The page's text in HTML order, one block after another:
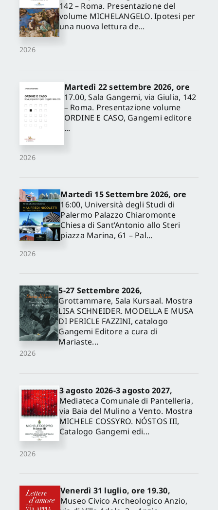
2026
142 – Roma. Presentazione del
volume MICHELANGELO. Ipotesi per
una nuova lettura de...
2026
Martedì 22 settembre 2026, ore
17.00, Sala Gangemi, via Giulia, 142
– Roma. Presentazione volume
ORDINE E CASO, Gangemi editore
...
2026
Martedì 15 Settembre 2026, ore
16:00, Università degli Studi di
Palermo Palazzo Chiaromonte
Chiesa di Sant’Antonio allo Steri
piazza Marina, 61 – Pal...
2026
5-27 Settembre 2026,
Grottammare, Sala Kursaal. Mostra
LISA SCHNEIDER. MODELLA E MUSA
DI PERICLE FAZZINI, catalogo
Gangemi Editore a cura di
Mariaste...
2026
3 agosto 2026-3 agosto 2027,
Mediateca Comunale di Pantelleria,
via Baia del Mulino a Vento. Mostra
MICHELE COSSYRO. NÓSTOS III,
Catalogo Gangemi edi...
Venerdì 31 luglio, ore 19.30,
Museo Civico Archeologico Anzio,